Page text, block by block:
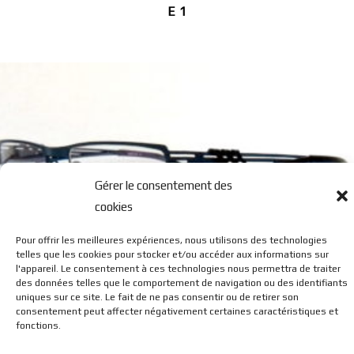
Gérer le consentement des
cookies
Pour offrir les meilleures expériences, nous utilisons des technologies
telles que les cookies pour stocker et/ou accéder aux informations sur
l'appareil. Le consentement à ces technologies nous permettra de traiter
des données telles que le comportement de navigation ou des identifiants
uniques sur ce site. Le fait de ne pas consentir ou de retirer son
consentement peut affecter négativement certaines caractéristiques et
fonctions.
E 1
G2